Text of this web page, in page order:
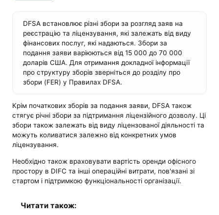
DFSA встановлює різні збори за розгляд заяв на
реєстрацію та ліцензування, які залежать від виду
фінансових послуг, які надаються. Збори за
подання заяви варіюються від 15 000 до 70 000
доларів США. Для отримання докладної інформації
про структуру зборів зверніться до розділу про
збори (FER) у Правилах DFSA.
Крім початкових зборів за подання заяви, DFSA також
стягує річні збори за підтримання ліцензійного дозволу. Ці
збори також залежать від виду ліцензованої діяльності та
можуть коливатися залежно від конкретних умов
ліцензування.
Необхідно також враховувати вартість оренди офісного
простору в DIFC та інші операційні витрати, пов'язані зі
стартом і підтримкою функціональності організації.
Читати також: